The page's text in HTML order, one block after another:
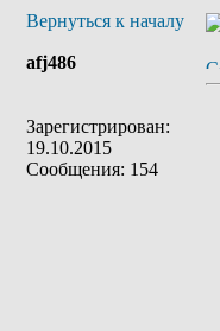
Вернуться к началу
afj486
Зарегистрирован:
19.10.2015
Сообщения: 154